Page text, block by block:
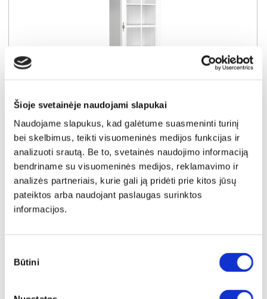
Šioje svetainėje naudojami slapukai
Naudojame slapukus, kad galėtume suasmeninti turinį
bei skelbimus, teikti visuomeninės medijos funkcijas ir
analizuoti srautą. Be to, svetainės naudojimo informaciją
bendriname su visuomeninės medijos, reklamavimo ir
analizės partneriais, kurie gali ją pridėti prie kitos jūsų
pateiktos arba naudojant paslaugas surinktos
informacijos.
pasirinkimas
Būtini
YRA SANDĖLYJE
KORA KRW1 vitrina (Sosna Andersen)
Kaina:
169€